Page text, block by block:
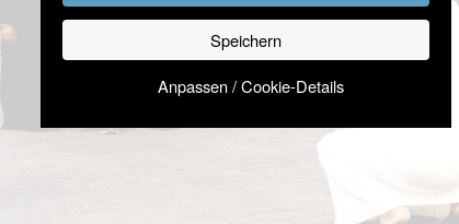
Speichern
Anpassen / Cookie-Details